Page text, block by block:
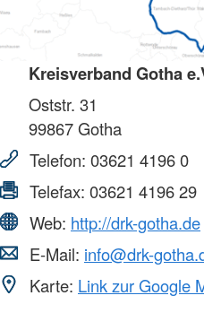
Kreisverband Gotha
Oststr. 31
99867Gotha
Telefon: 03621 4196 0
Telefax: 03621 4196 29
Web: http://drk-gotha.de
E-Mail: info@drk-
Karte: Link zur Google